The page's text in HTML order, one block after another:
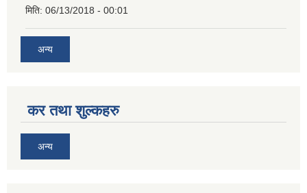
मिति: 06/13/2018 - 00:01
अन्य
कर तथा शुल्कहरु
अन्य